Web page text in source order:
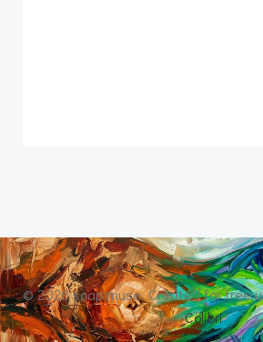
© 2026 soap muse. Created for free
Colibri